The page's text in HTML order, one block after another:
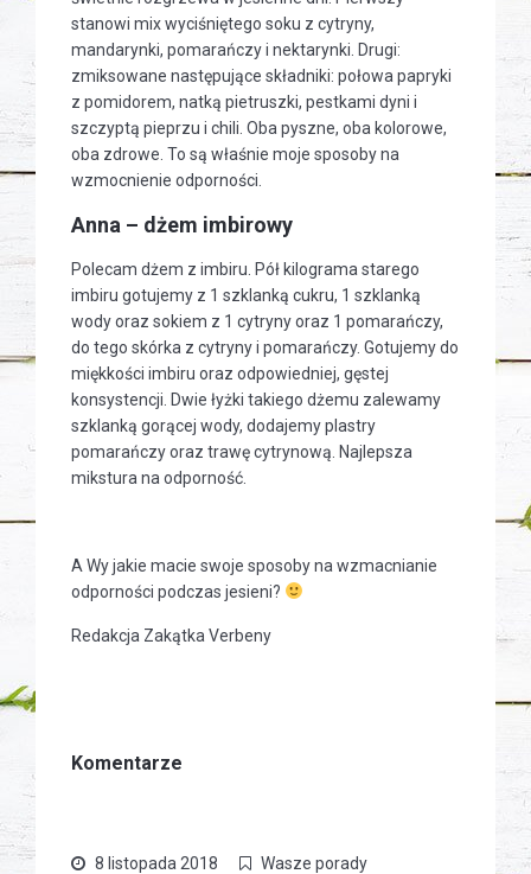
stanowi mix wyciśniętego soku z cytryny,
mandarynki, pomarańczy i nektarynki. Drugi:
zmiksowane następujące składniki: połowa papryki
z pomidorem, natką pietruszki, pestkami dyni i
szczyptą pieprzu i chili. Oba pyszne, oba kolorowe,
oba zdrowe. To są właśnie moje sposoby na
wzmocnienie odporności.
Anna – dżem imbirowy
Polecam dżem z imbiru. Pół kilograma starego
imbiru gotujemy z 1 szklanką cukru, 1 szklanką
wody oraz sokiem z 1 cytryny oraz 1 pomarańczy,
do tego skórka z cytryny i pomarańczy. Gotujemy do
miękkości imbiru oraz odpowiedniej, gęstej
konsystencji. Dwie łyżki takiego dżemu zalewamy
szklanką gorącej wody, dodajemy plastry
pomarańczy oraz trawę cytrynową. Najlepsza
mikstura na odporność.
A Wy jakie macie swoje sposoby na wzmacnianie
odporności podczas jesieni?
Redakcja Zakątka Verbeny
Komentarze
8 listopada 2018
Wasze porady